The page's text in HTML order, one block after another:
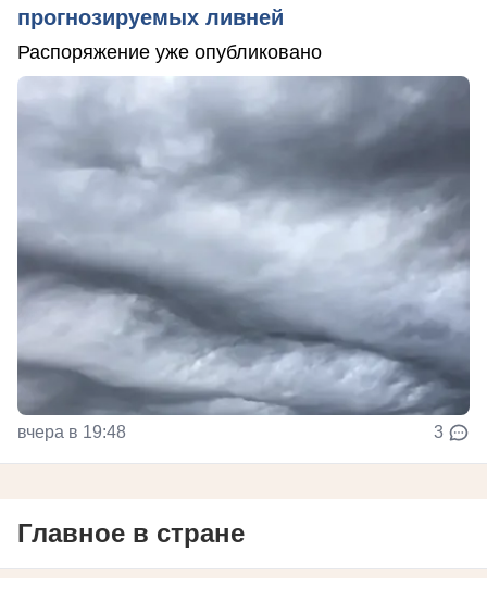
прогнозируемых ливней
Распоряжение уже опубликовано
вчера в 19:48 3
Главное в стране